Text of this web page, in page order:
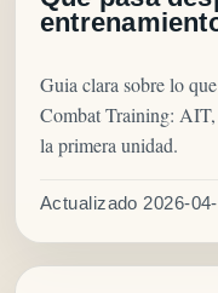
Guia clara sobre lo
Combat Training: AIT,
la primera unidad.
Actualizado 2026-